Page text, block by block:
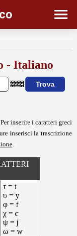
- Italiano
inserire i caratteri greci
inserisci la trascrizione
τ = t
υ = y
φ = f
χ = c
ψ = j
ω = w